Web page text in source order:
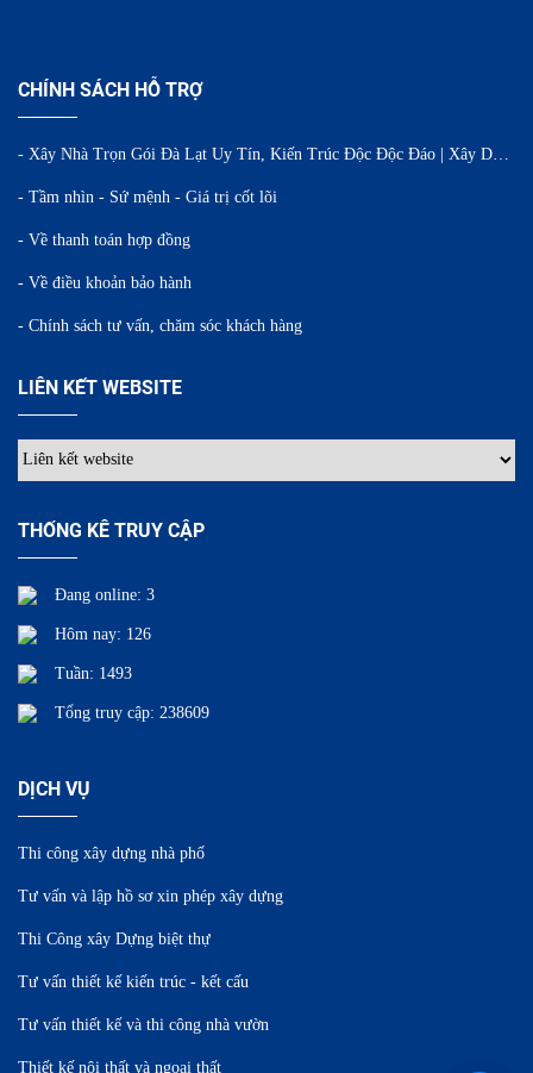
CHÍNH SÁCH HỖ TRỢ
- Tầm nhìn - Sứ mệnh - Giá trị cốt lõi
- Về thanh toán hợp đồng
- Về điều khoản bảo hành
- Chính sách tư vấn, chăm sóc khách hàng
LIÊN KẾT WEBSITE
THỐNG KÊ TRUY CẬP
Đang online: 3
Hôm nay: 126
Tuần: 1493
Tổng truy cập: 238609
DỊCH VỤ
Thi công xây dựng nhà phố
Tư vấn và lập hồ sơ xin phép xây dựng
Thi Công xây Dựng biệt thự
Tư vấn thiết kế kiến trúc - kết cấu
Tư vấn thiết kế và thi công nhà vườn
Thiết kế nội thất và ngoại thất